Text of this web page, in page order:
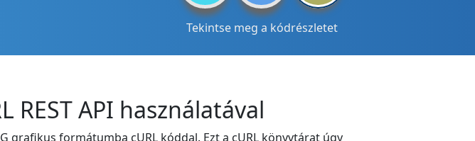
Tekintse meg a kódrészletet
REST API használatával
grafikus formátumba cURL kóddal. Ezt a cURL könyvtárat úgy